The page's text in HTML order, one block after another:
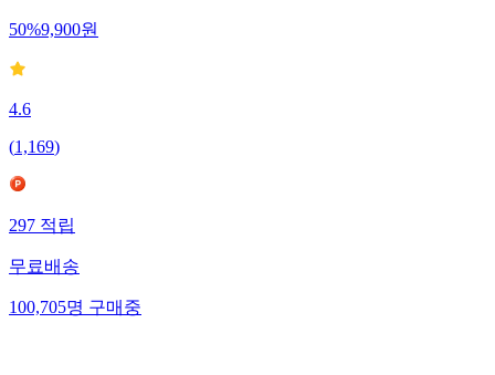
50%9,900원
4.6
(1,169)
297 적립
무료배송
100,705명 구매중